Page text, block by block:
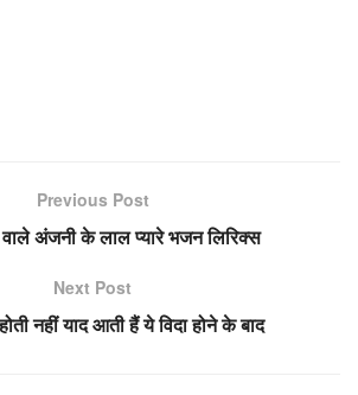
Previous Post
अंजनी के लाल प्यारे भजन लिरिक्स
Next Post
नहीं याद आती हैं ये विदा होने के बाद